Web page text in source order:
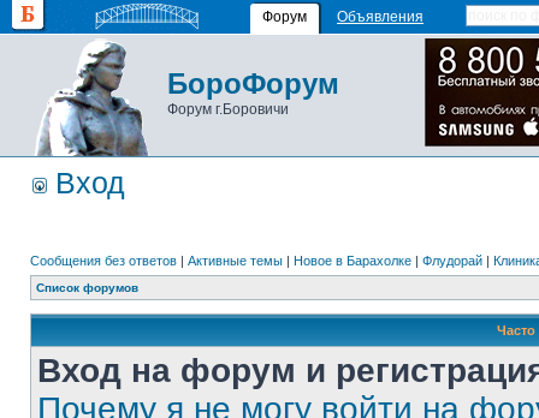
Форум Объявления
БороФорум
Форум г.Боровичи
Вход
Сообщения без ответов | Активные темы | Новое в Барахолке | Флудорай |
Список форумов
Вход на форум и
Почему я не могу войти на